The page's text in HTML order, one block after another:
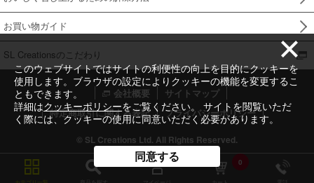
このウェブサイトではサイトの利便性の向上を目的にクッキーを
使用します。ブラウザの設定によりクッキーの機能を変更するこ
ともできます。
詳細はクッキーポリシーをご覧ください。 サイトを閲覧いただ
く際には、クッキーの使用に同意いただく必要があります。
同意する
お買い物ガイド
SL Creationsのこだわり
会社概要
サイトマップ
特定商取引に関する表記
プライバシーポリシー
© SL Creations Ltd. All Rights Reserved.
0